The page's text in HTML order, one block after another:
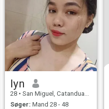
lyn
28 • San Miguel, Catanduanes, Filippinerne
Søger: Mand 28 - 48